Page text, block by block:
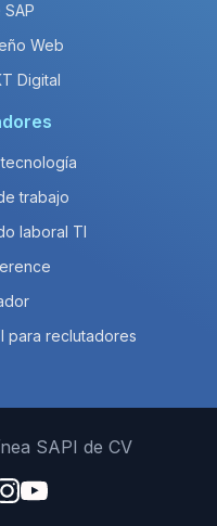
Web
Digital
trabajo
laboral TI
para reclutadores
SAPI de CV